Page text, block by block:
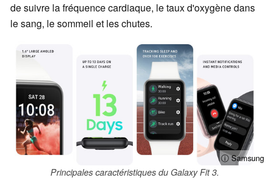
de suivre la fréquence cardiaque, le taux d'oxygène dans
le sang, le sommeil et les chutes.
ⓘ Samsung
Principales caractéristiques du Galaxy Fit 3.